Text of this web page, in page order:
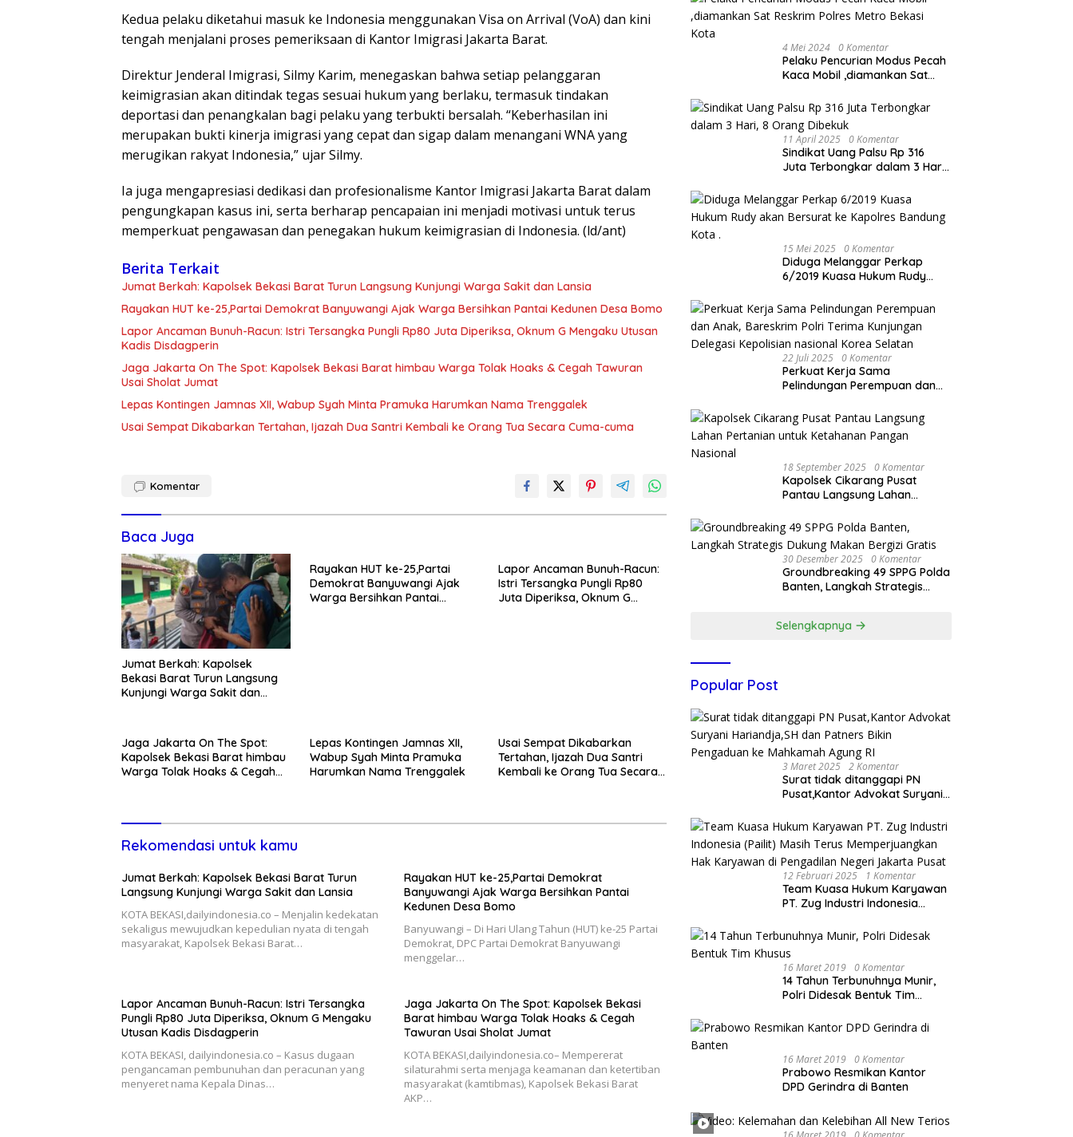
Kedua pelaku diketahui masuk ke Indonesia menggunakan Visa on Arrival (VoA) dan kini
tengah menjalani proses pemeriksaan di Kantor Imigrasi Jakarta Barat.
Direktur Jenderal Imigrasi, Silmy Karim, menegaskan bahwa setiap pelanggaran
keimigrasian akan ditindak tegas sesuai hukum yang berlaku, termasuk tindakan
deportasi dan penangkalan bagi pelaku yang terbukti bersalah. “Keberhasilan ini
merupakan bukti kinerja imigrasi yang cepat dan sigap dalam menangani WNA yang
merugikan rakyat Indonesia,” ujar Silmy.
Ia juga mengapresiasi dedikasi dan profesionalisme Kantor Imigrasi Jakarta Barat dalam
pengungkapan kasus ini, serta berharap pencapaian ini menjadi motivasi untuk terus
memperkuat pengawasan dan penegakan hukum keimigrasian di Indonesia. (ld/ant)
Berita Terkait
Jumat Berkah: Kapolsek Bekasi Barat Turun Langsung Kunjungi Warga Sakit dan Lansia
Rayakan HUT ke-25,Partai Demokrat Banyuwangi Ajak Warga Bersihkan Pantai Kedunen Desa Bomo
Lapor Ancaman Bunuh-Racun: Istri Tersangka Pungli Rp80 Juta Diperiksa, Oknum G Mengaku Utusan
Kadis Disdagperin
Jaga Jakarta On The Spot: Kapolsek Bekasi Barat himbau Warga Tolak Hoaks & Cegah Tawuran
Usai Sholat Jumat
Lepas Kontingen Jamnas XII, Wabup Syah Minta Pramuka Harumkan Nama Trenggalek
Usai Sempat Dikabarkan Tertahan, Ijazah Dua Santri Kembali ke Orang Tua Secara Cuma-cuma
Komentar
Baca Juga
Jumat Berkah: Kapolsek
Bekasi Barat Turun Langsung
Kunjungi Warga Sakit dan
Rayakan HUT ke-25,Partai
Demokrat Banyuwangi Ajak
Warga Bersihkan Pantai
Lapor Ancaman Bunuh-Racun:
Istri Tersangka Pungli Rp80
Juta Diperiksa, Oknum G
Jaga Jakarta On The Spot:
Kapolsek Bekasi Barat himbau
Warga Tolak Hoaks & Cegah
Lepas Kontingen Jamnas XII,
Wabup Syah Minta Pramuka
Harumkan Nama Trenggalek
Usai Sempat Dikabarkan
Tertahan, Ijazah Dua Santri
Kembali ke Orang Tua Secara
Rekomendasi untuk kamu
Jumat Berkah: Kapolsek Bekasi Barat Turun
Langsung Kunjungi Warga Sakit dan Lansia
KOTA BEKASI,dailyindonesia.co – Menjalin kedekatan
sekaligus mewujudkan kepedulian nyata di tengah
masyarakat, Kapolsek Bekasi Barat…
Rayakan HUT ke-25,Partai Demokrat
Banyuwangi Ajak Warga Bersihkan Pantai
Kedunen Desa Bomo
Banyuwangi – Di Hari Ulang Tahun (HUT) ke-25 Partai
Demokrat, DPC Partai Demokrat Banyuwangi
menggelar…
Lapor Ancaman Bunuh-Racun: Istri Tersangka
Pungli Rp80 Juta Diperiksa, Oknum G Mengaku
Utusan Kadis Disdagperin
KOTA BEKASI, dailyindonesia.co – Kasus dugaan
pengancaman pembunuhan dan peracunan yang
menyeret nama Kepala Dinas…
Jaga Jakarta On The Spot: Kapolsek Bekasi
Barat himbau Warga Tolak Hoaks & Cegah
Tawuran Usai Sholat Jumat
KOTA BEKASI,dailyindonesia.co– Mempererat
silaturahmi serta menjaga keamanan dan ketertiban
masyarakat (kamtibmas), Kapolsek Bekasi Barat
AKP…
4 Mei 2024 0 Komentar
Pelaku Pencurian Modus Pecah
Kaca Mobil ,diamankan Sat
Kota
11 April 2025 0 Komentar
Sindikat Uang Palsu Rp 316
Juta Terbongkar dalam 3 Hari,
15 Mei 2025 0 Komentar
Diduga Melanggar Perkap
6/2019 Kuasa Hukum Rudy
Bandung Kota .
22 Juli 2025 0 Komentar
Perkuat Kerja Sama
Pelindungan Perempuan dan
Kunjungan Delegasi Kepolisian
nasional Korea Selatan
18 September 2025 0 Komentar
Kapolsek Cikarang Pusat
Pantau Langsung Lahan
Pangan Nasional
30 Desember 2025 0 Komentar
Groundbreaking 49 SPPG Polda
Banten, Langkah Strategis
Selengkapnya
Popular Post
3 Maret 2025 2 Komentar
Surat tidak ditanggapi PN
Pusat,Kantor Advokat Suryani
Pengaduan ke Mahkamah
Agung RI
12 Februari 2025 1 Komentar
Team Kuasa Hukum Karyawan
PT. Zug Industri Indonesia
Memperjuangkan Hak
Karyawan di Pengadilan Negeri
Jakarta Pusat
16 Maret 2019 0 Komentar
14 Tahun Terbunuhnya Munir,
Polri Didesak Bentuk Tim
16 Maret 2019 0 Komentar
Prabowo Resmikan Kantor
DPD Gerindra di Banten